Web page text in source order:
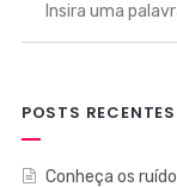
POSTS RECENTES
Conheça os